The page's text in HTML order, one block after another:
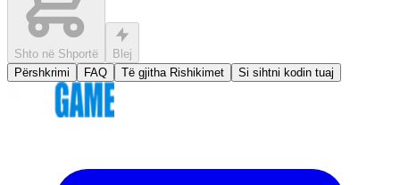
Shto në Shportë
Blej
Përshkrimi
FAQ Të gjitha Rishikimet Si sihtni kodin tuaj